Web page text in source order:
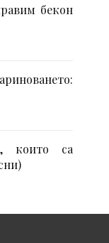
бекон
които са